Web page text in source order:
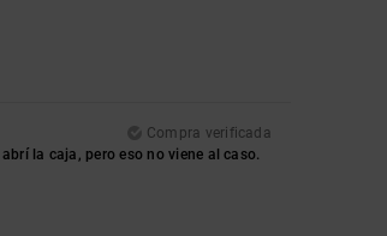
Compra verificada
la caja, pero eso no viene al caso.